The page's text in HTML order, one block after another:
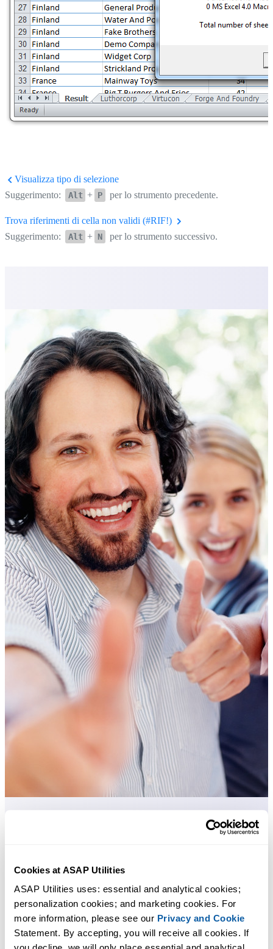
Cookies at ASAP Utilities
ASAP Utilities uses: essential and analytical cookies;
personalization cookies; and marketing cookies. For
more information, please see our Privacy and Cookie
Statement. By accepting, you will receive all cookies. If
Visualizza tipo di selezione
Suggerimento:
Alt + P per lo strumento precedente.
Trova riferimenti di cella non validi (#RIF!)
Suggerimento:
Alt + N per lo strumento successivo.
Strumenti pratici che molti utenti di Excel vorrebbero integrati in
ASAP Utilities ti aiuta a risparmiare tempo e a fare cose che Excel da
solo non può fare.